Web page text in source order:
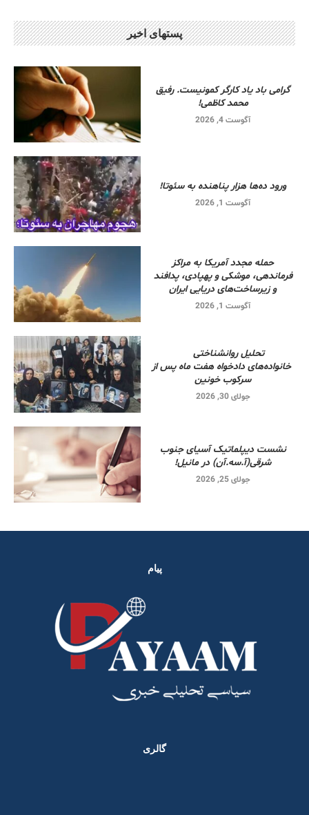
پستهای اخیر
گرامی باد یاد کارگر کمونیست. رفیق
محمد کاظمی!
آگوست 4, 2026
ورود ده‌ها هزار پناهنده به سئوتا!
آگوست 1, 2026
حمله مجدد آمریکا به مراکز
فرماندهی، موشکی و پهپادی، پدافند
و زیرساخت‌های دریایی ایران
آگوست 1, 2026
تحلیل روانشناختی
خانواده‌های دادخواه هفت ماه پس از
سرکوب خونین
جولای 30, 2026
نشست دیپلماتیک آسیای جنوب
شرقی‌(آ.سه.آن) در مانیل!
جولای 25, 2026
پیام
گالری